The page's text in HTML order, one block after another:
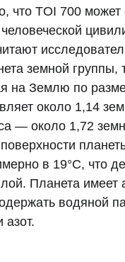
что TOI 700 может
земной группы,
на Землю по
около 1,14
— около 1,72
в 19°C, что
Планета имеет
водяной
азот.